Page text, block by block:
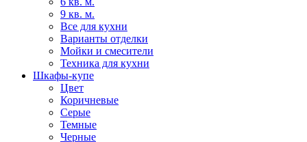
9 кв. м.
Все для кухни
Варианты отделки
Мойки и смесители
Техника для кухни
Шкафы-купе
Цвет
Коричневые
Серые
Темные
Черные